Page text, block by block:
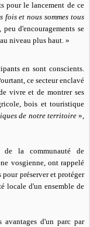
pour le lancement de ce
fois et nous sommes tous
peu d'encouragements se
niveau plus haut. »
en sont conscients.
ce secteur enclavé
vivre et de montrer ses
bois et touristique
de notre territoire»,
la communauté de
vosgienne, ont rappelé
préserver et protéger
locale d'un ensemble de
d'un parc par